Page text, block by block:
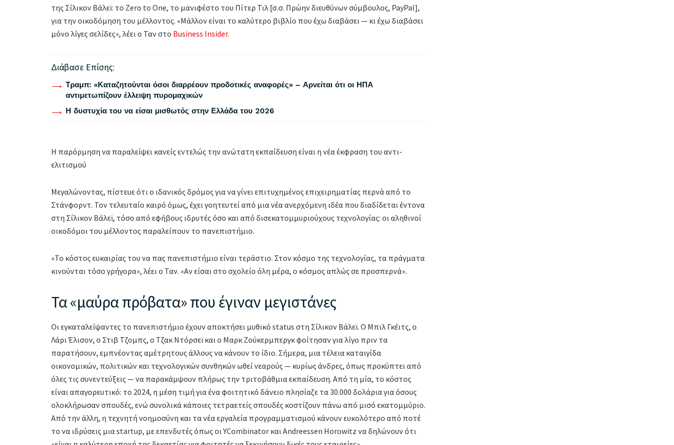
της Σίλικον Βάλεϊ: το Zero to One, το μανιφέστο του Πίτερ Τιλ [σ.σ. Πρώην διευθύνων σύμβουλος, PayPal],
για την οικοδόμηση του μέλλοντος. «Μάλλον είναι το καλύτερο βιβλίο που έχω διαβάσει — κι έχω διαβάσει
μόνο λίγες σελίδες», λέει ο Ταν στο Business Insider.
Διάβασε Επίσης:
Τραμπ: «Καταζητούνται όσοι διαρρέουν προδοτικές αναφορές» – Αρνείται ότι οι ΗΠΑ
αντιμετωπίζουν έλλειψη πυρομαχικών
Η δυστυχία του να είσαι μισθωτός στην Ελλάδα του 2026
Η παρόρμηση να παραλείψει κανείς εντελώς την ανώτατη εκπαίδευση είναι η νέα έκφραση του αντι-
ελιτισμού
Μεγαλώνοντας, πίστευε ότι ο ιδανικός δρόμος για να γίνει επιτυχημένος επιχειρηματίας περνά από το
Στάνφορντ. Τον τελευταίο καιρό όμως, έχει γοητευτεί από μια νέα ανερχόμενη ιδέα που διαδίδεται έντονα
στη Σίλικον Βάλεϊ, τόσο από εφήβους ιδρυτές όσο και από δισεκατομμυριούχους τεχνολογίας: οι αληθινοί
οικοδόμοι του μέλλοντος παραλείπουν το πανεπιστήμιο.
«Το κόστος ευκαιρίας του να πας πανεπιστήμιο είναι τεράστιο. Στον κόσμο της τεχνολογίας, τα πράγματα
κινούνται τόσο γρήγορα», λέει ο Ταν. «Αν είσαι στο σχολείο όλη μέρα, ο κόσμος απλώς σε προσπερνά».
Τα «μαύρα πρόβατα» που έγιναν μεγιστάνες
Οι εγκαταλείψαντες το πανεπιστήμιο έχουν αποκτήσει μυθικό status στη Σίλικον Βάλεϊ. Ο Μπιλ Γκέιτς, ο
Λάρι Έλισον, ο Στιβ Τζομπς, ο Τζακ Ντόρσεϊ και ο Μαρκ Ζούκερμπεργκ φοίτησαν για λίγο πριν τα
παρατήσουν, εμπνέοντας αμέτρητους άλλους να κάνουν το ίδιο. Σήμερα, μια τέλεια καταιγίδα
οικονομικών, πολιτικών και τεχνολογικών συνθηκών ωθεί νεαρούς — κυρίως άνδρες, όπως προκύπτει από
όλες τις συνεντεύξεις — να παρακάμψουν πλήρως την τριτοβάθμια εκπαίδευση. Από τη μία, το κόστος
είναι απαγορευτικό: το 2024, η μέση τιμή για ένα φοιτητικό δάνειο πλησίαζε τα 30.000 δολάρια για όσους
ολοκλήρωσαν σπουδές, ενώ συνολικά κάποιες τετραετείς σπουδές κοστίζουν πάνω από μισό εκατομμύριο.
Από την άλλη, η τεχνητή νοημοσύνη και τα νέα εργαλεία προγραμματισμού κάνουν ευκολότερο από ποτέ
το να ιδρύσεις μια startup, με επενδυτές όπως οι YCombinator και Andreessen Horowitz να δηλώνουν ότι